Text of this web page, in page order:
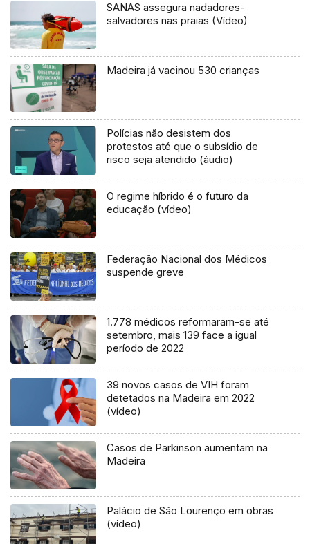
SANAS assegura nadadores-
salvadores nas praias (Vídeo)
Madeira já vacinou 530 crianças
Polícias não desistem dos
protestos até que o subsídio de
risco seja atendido (áudio)
O regime híbrido é o futuro da
educação (vídeo)
Federação Nacional dos Médicos
suspende greve
1.778 médicos reformaram-se até
setembro, mais 139 face a igual
período de 2022
39 novos casos de VIH foram
detetados na Madeira em 2022
(vídeo)
Casos de Parkinson aumentam na
Madeira
Palácio de São Lourenço em obras
(vídeo)